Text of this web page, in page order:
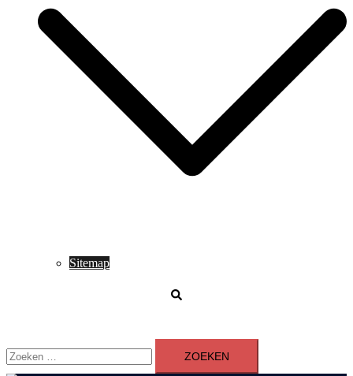
Sitemap
Zoeken
naar: